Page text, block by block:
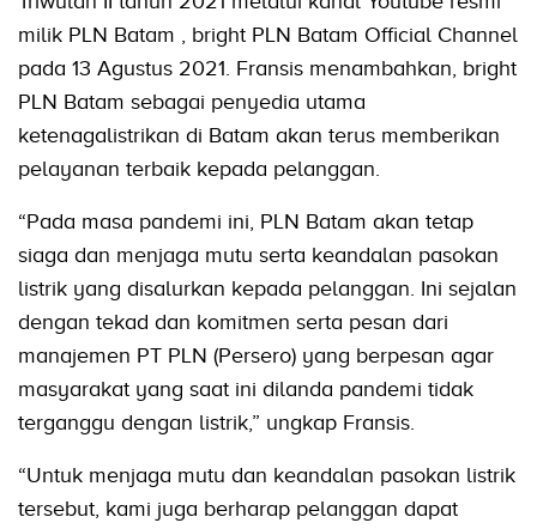
milik PLN Batam , bright PLN Batam Official Channel
pada 13 Agustus 2021. Fransis menambahkan, bright
PLN Batam sebagai penyedia utama
ketenagalistrikan di Batam akan terus memberikan
pelayanan terbaik kepada pelanggan.
“Pada masa pandemi ini, PLN Batam akan tetap
siaga dan menjaga mutu serta keandalan pasokan
listrik yang disalurkan kepada pelanggan. Ini sejalan
dengan tekad dan komitmen serta pesan dari
manajemen PT PLN (Persero) yang berpesan agar
masyarakat yang saat ini dilanda pandemi tidak
terganggu dengan listrik,” ungkap Fransis.
“Untuk menjaga mutu dan keandalan pasokan listrik
tersebut, kami juga berharap pelanggan dapat